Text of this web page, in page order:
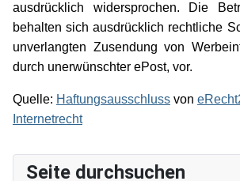
ausdrücklich widersprochen. Die
behalten sich ausdrücklich rechtliche
unverlangten Zusendung von
durch unerwünschter ePost, vor.
Quelle: Haftungsausschluss von
Internetrecht
Seite durchsuchen